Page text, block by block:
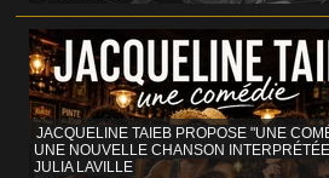
JACQUELINE TAIEB PROPOSE "UNE
UNE NOUVELLE CHANSON
JULIA LAVILLE